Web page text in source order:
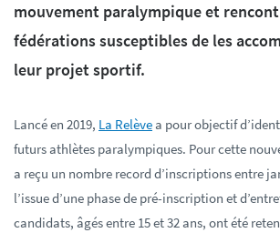
mouvement paralympique et
fédérations susceptibles de les
leur projet sportif.
Lancé en 2019, La Relèvea pour objectif
futurs athlètes paralympiques. Pour cette
a reçu un nombre record d’inscriptions entre
l’issue d’une phase de pré-inscription et
candidats, âgés entre 15 et 32 ans, ont été